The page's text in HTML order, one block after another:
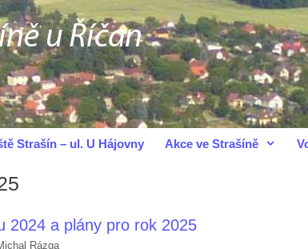
Strašín – ul. U Hájovny Akce ve Strašíně
2024 a plány pro rok 2025
Rázga